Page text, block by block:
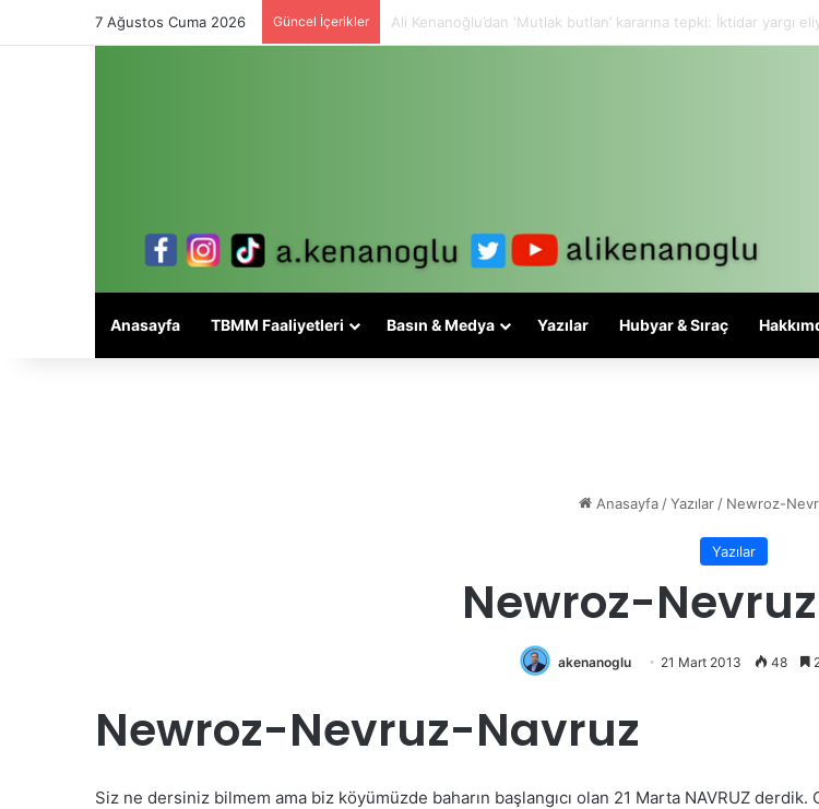
7 Ağustos Cuma 2026 Güncel İçerikler Alevi meselesi 3-5 valiyle çözülmez, bu bir eşit yurttaşlık
Anasayfa TBMM Faaliyetleri Basın & Medya Yazılar Hubyar & Sıraç
Anasayfa / Yazılar / Newroz-
Yazılar
Newroz-
akenanoglu 21 Mart 2013 48
Newroz-Nevruz-Navruz
Siz ne dersiniz bilmem ama biz köyümüzde baharın başlangıcı olan 21 Marta NAVRUZ